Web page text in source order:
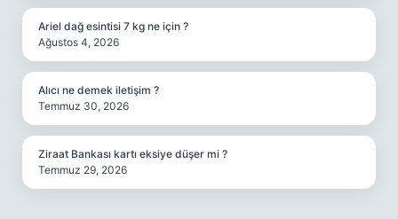
Ariel dağ esintisi 7 kg ne için ?
Ağustos 4, 2026
Alıcı ne demek iletişim ?
Temmuz 30, 2026
Ziraat Bankası kartı eksiye düşer mi ?
Temmuz 29, 2026